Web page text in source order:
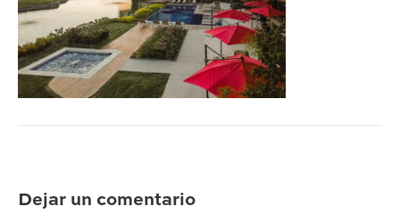
Dejar un comentario